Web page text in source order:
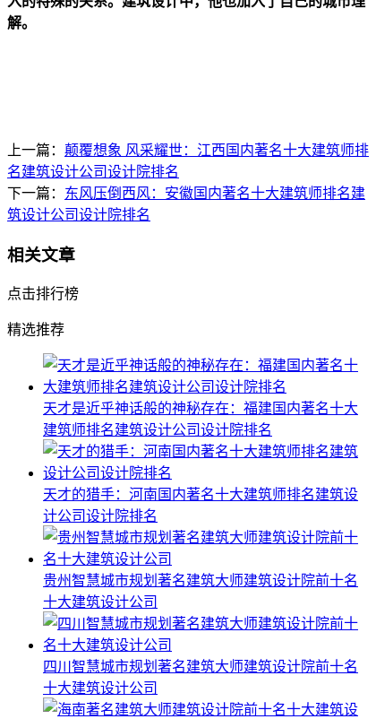
解。
上一篇： 颠覆想象 风采耀世：江西国内著名十大建筑师排
名建筑设计公司设计院排名
下一篇： 东风压倒西风：安徽国内著名十大建筑师排名建
筑设计公司设计院排名
相关文章
点击排行榜
精选推荐
天才是近乎神话般的神秘存在：福建国内著名十大
建筑师排名建筑设计公司设计院排名
天才的猎手：河南国内著名十大建筑师排名建筑设
计公司设计院排名
贵州智慧城市规划著名建筑大师建筑设计院前十名
十大建筑设计公司
四川智慧城市规划著名建筑大师建筑设计院前十名
十大建筑设计公司